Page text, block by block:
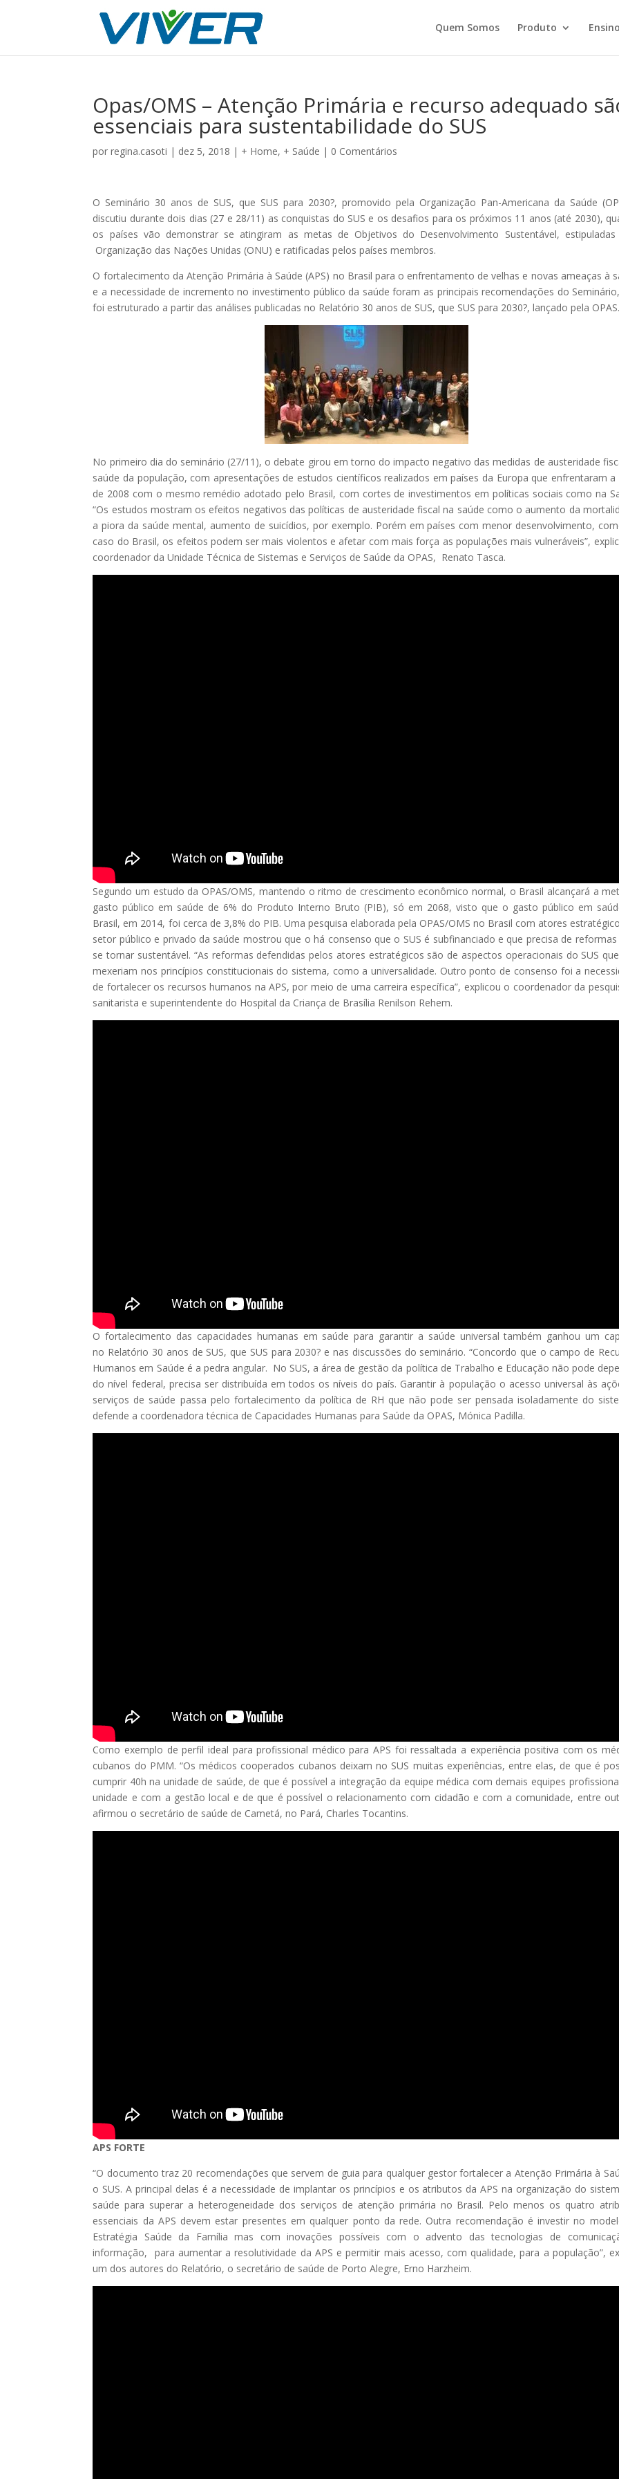
Quem Somos Produto
Opas/OMS – Atenção Primária e recurso adequado
essenciais para sustentabilidade do SUS
porregina.casoti | dez 5, 2018 | + Home, + Saúde | 0 Comentários
O Seminário 30 anos de SUS, que SUS para 2030?, promovido pela Organização Pan-Americana da Saúde
discutiu durante dois dias (27 e 28/11) as conquistas do SUS e os desafios para os próximos 11 anos (até 2030),
os países vão demonstrar se atingiram as metas de Objetivos do Desenvolvimento Sustentável, estipuladas
Organização das Nações Unidas (ONU) e ratificadas pelos países membros.
O fortalecimento da Atenção Primária à Saúde (APS) no Brasil para o enfrentamento de velhas e novas ameaças à
e a necessidade de incremento no investimento público da saúde foram as principais recomendações do
foi estruturado a partir das análises publicadas no Relatório 30 anos de SUS, que SUS para 2030?, lançado pela OPAS.
No primeiro dia do seminário (27/11), o debate girou em torno do impacto negativo das medidas de austeridade
saúde da população, com apresentações de estudos científicos realizados em países da Europa que enfrentaram a
de 2008 com o mesmo remédio adotado pelo Brasil, com cortes de investimentos em políticas sociais como na
“Os estudos mostram os efeitos negativos das políticas de austeridade fiscal na saúde como o aumento da
a piora da saúde mental, aumento de suicídios, por exemplo. Porém em países com menor desenvolvimento,
caso do Brasil, os efeitos podem ser mais violentos e afetar com mais força as populações mais vulneráveis”,
coordenador da Unidade Técnica de Sistemas e Serviços de Saúde da OPAS, Renato Tasca.
Segundo um estudo da OPAS/OMS, mantendo o ritmo de crescimento econômico normal, o Brasil alcançará a
gasto público em saúde de 6% do Produto Interno Bruto (PIB), só em 2068, visto que o gasto público em
Brasil, em 2014, foi cerca de 3,8% do PIB. Uma pesquisa elaborada pela OPAS/OMS no Brasil com atores
setor público e privado da saúde mostrou que o há consenso que o SUS é subfinanciado e que precisa de reformas
se tornar sustentável. “As reformas defendidas pelos atores estratégicos são de aspectos operacionais do SUS
mexeriam nos princípios constitucionais do sistema, como a universalidade. Outro ponto de consenso foi a
de fortalecer os recursos humanos na APS, por meio de uma carreira específica”, explicou o coordenador da
sanitarista e superintendente do Hospital da Criança de Brasília Renilson Rehem.
O fortalecimento das capacidades humanas em saúde para garantir a saúde universal também ganhou um
no Relatório 30 anos de SUS, que SUS para 2030? e nas discussões do seminário. “Concordo que o campo de
Humanos em Saúde é a pedra angular. No SUS, a área de gestão da política de Trabalho e Educação não pode
do nível federal, precisa ser distribuída em todos os níveis do país. Garantir à população o acesso universal às
serviços de saúde passa pelo fortalecimento da política de RH que não pode ser pensada isoladamente do
defende a coordenadora técnica de Capacidades Humanas para Saúde da OPAS, Mónica Padilla.
Como exemplo de perfil ideal para profissional médico para APS foi ressaltada a experiência positiva com os
cubanos do PMM. “Os médicos cooperados cubanos deixam no SUS muitas experiências, entre elas, de que é
cumprir 40h na unidade de saúde, de que é possível a integração da equipe médica com demais equipes
unidade e com a gestão local e de que é possível o relacionamento com cidadão e com a comunidade, entre
afirmou o secretário de saúde de Cametá, no Pará, Charles Tocantins.
APS FORTE
“O documento traz 20 recomendações que servem de guia para qualquer gestor fortalecer a Atenção Primária à
o SUS. A principal delas é a necessidade de implantar os princípios e os atributos da APS na organização do
saúde para superar a heterogeneidade dos serviços de atenção primária no Brasil. Pelo menos os quatro
essenciais da APS devem estar presentes em qualquer ponto da rede. Outra recomendação é investir no
Estratégia Saúde da Família mas com inovações possíveis com o advento das tecnologias de
informação, para aumentar a resolutividade da APS e permitir mais acesso, com qualidade, para a população”,
um dos autores do Relatório, o secretário de saúde de Porto Alegre, Erno Harzheim.